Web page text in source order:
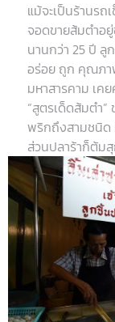
แม้จะเป็นร้านรถ
จอดขายส้มตำอ
นานกว่า 25 ปี ลู
อร่อย ถูก คุณภ
มหาสารคาม เค
“สูตรเด็ดส้มตำ”
พริกถึงสามชนิด
ส่วนปลาร้าก็ต้ม
ขาดไม่ได้คือมะน
เมนูห้ามพลาดคื
ตำซั่ว ตำลาว และ